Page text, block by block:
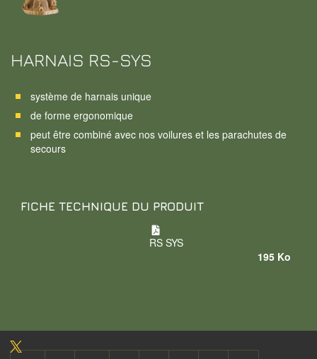
HARNAIS RS-SYS
système de harnais unique
de forme ergonomique
peut être combiné avec nos voilures et les parachutes de
secours
FICHE TECHNIQUE DU PRODUIT
RS SYS
195 Ko